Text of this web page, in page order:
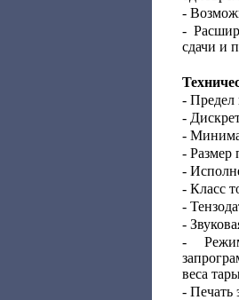
-
-
сдачи и
- Предел
-
-
- Размер
-
- Класс
-
-
-
веса
- Печать